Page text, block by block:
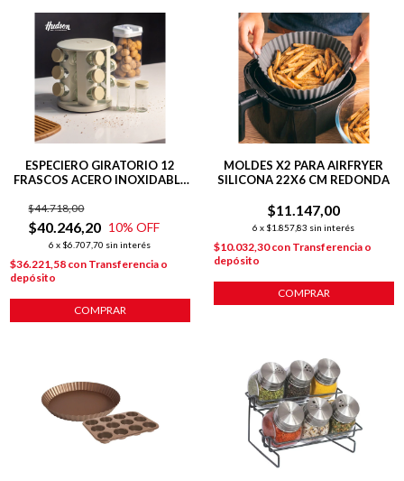
ESPECIERO GIRATORIO 12
FRASCOS ACERO INOXIDABLE
$40.246,20
$44.718,00
10% OFF
6 x $6.707,70 sin interés
$36.221,58 con Transferencia o
depósito
COMPRAR
MOLDES X2 PARA AIRFRYER
SILICONA 22X6 CM REDONDA
$11.147,00
6 x $1.857,83 sin interés
$10.032,30con Transferencia o
depósito
COMPRAR